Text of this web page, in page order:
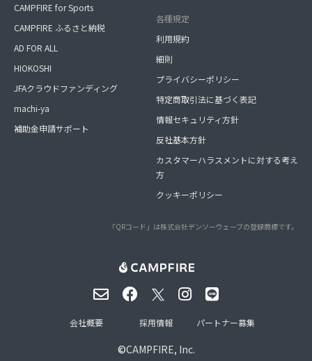
CAMPFIRE for Sports
CAMPFIRE ふるさと納税
AD FOR ALL
HIOKOSHI
JFAクラウドファンディング
machi-ya
補助金申請サポート
各種規定
利用規約
細則
プライバシーポリシー
特定商取引法に基づく表記
情報セキュリティ方針
反社基本方針
カスタマーハラスメントに対する考え
方
クッキーポリシー
「QRコード」は株式会社デンソーウェーブの登録商標です。
©CAMPFIRE, Inc.
会社概要 採用情報 パートナー募集